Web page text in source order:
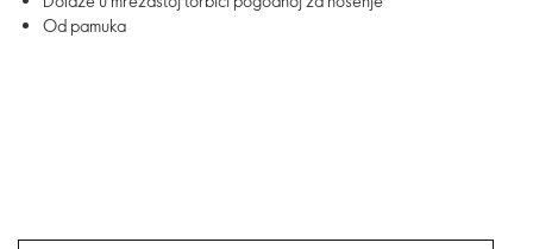
Od pamuka